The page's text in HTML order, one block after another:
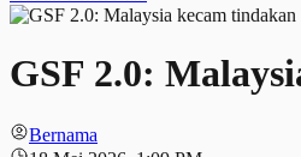
GSF 2.0:
Bernama